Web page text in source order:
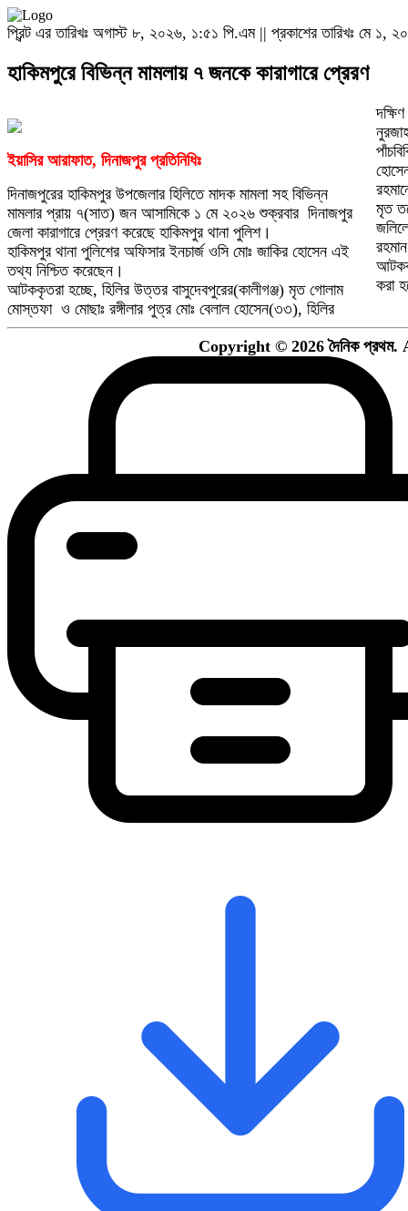
প্রিন্ট এর তারিখঃ অগাস্ট ৮, ২০২৬, ১:৫১ পি.এম || প্রকাশের তারিখঃ মে ১,
হাকিমপুরে বিভিন্ন মামলায় ৭ জনকে কারাগারে প্রেরণ
ইয়াসির আরাফাত, দিনাজপুর প্রতিনিধিঃ
দিনাজপুরের হাকিমপুর উপজেলার হিলিতে মাদক মামলা সহ বিভিন্ন
মামলার প্রায় ৭(সাত) জন আসামিকে ১ মে ২০২৬ শুক্রবার দিনাজপুর
জেলা কারাগারে প্রেরণ করেছে হাকিমপুর থানা পুলিশ।
‎হাকিমপুর থানা পুলিশের অফিসার ইনচার্জ ওসি মোঃ জাকির হোসেন এই
তথ্য নিশ্চিত করেছেন।
‎আটককৃতরা হচ্ছে, হিলির উত্তর বাসুদেবপুরের(কালীগঞ্জ) মৃত গোলাম
মোস্তফা ও মোছাঃ রঙ্গীলার পুত্র মোঃ বেলাল হোসেন(৩৩), হিলির
মৃত
করা
Copyright © 2026 দৈনিক